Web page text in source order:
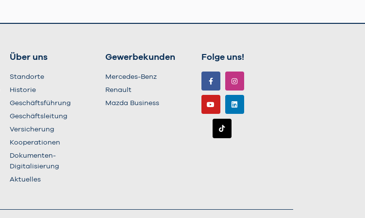
Über uns
Standorte
Historie
Geschäftsführung
Geschäftsleitung
Versicherung
Kooperationen
Dokumenten-
Digitalisierung
Aktuelles
Gewerbekunden
Mercedes-Benz
Renault
Mazda Business
Folge uns!